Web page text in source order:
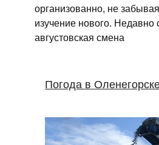
организованно, не
изучение нового. Недавно
августовская смена
Погода в